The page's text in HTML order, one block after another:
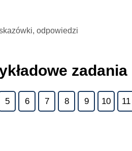
odpowiedzi
zadania
5 6 7 8 9 10 11